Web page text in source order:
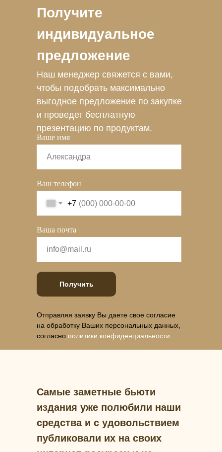
Получите
индивидуальное
предложение
Наш менеджер свяжется с вами,
чтобы подобрать максимально
выгодное предложение по закупке
и проведет бесплатную
презентацию по продуктам.
Ваше имя
Ваш телефон
+7
Ваша почта
Получить
Отправляя заявку Вы даете свое согласие
на обработку Ваших персональных данных,
согласно политики конфиденциальности
Самые заметные бьюти
издания уже полюбили наши
средства и с удовольствием
публиковали их на своих